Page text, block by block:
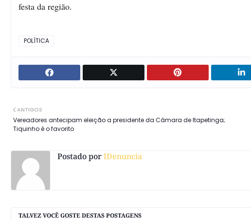
festa da região.
POLÍTICA
ANTIGOS
Vereadores antecipam eleição a presidente da Câmara de Itapetinga;
Tiquinho é o favorito
Postado porIDenuncia
TALVEZ VOCÊ GOSTE DESTAS POSTAGENS